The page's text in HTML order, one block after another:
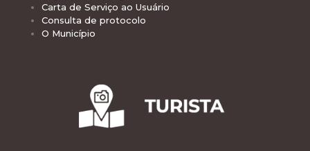
Carta de Serviço ao Usuário
Consulta de protocolo
O Município